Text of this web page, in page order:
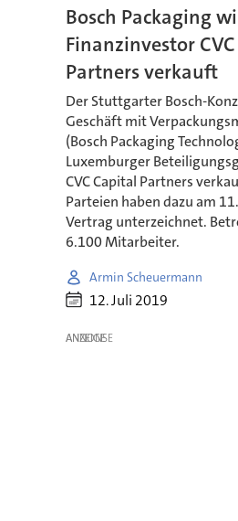
Bosch Packaging
Finanzinvestor
Partners verkauft
Der Stuttgarter Bosch-
Geschäft mit
(Bosch Packaging
Luxemburger
CVC Capital Partners
Parteien haben dazu am
Vertrag unterzeichnet.
6.100 Mitarbeiter.
Armin Scheuermann
12. Juli 2019
ANZEIGE